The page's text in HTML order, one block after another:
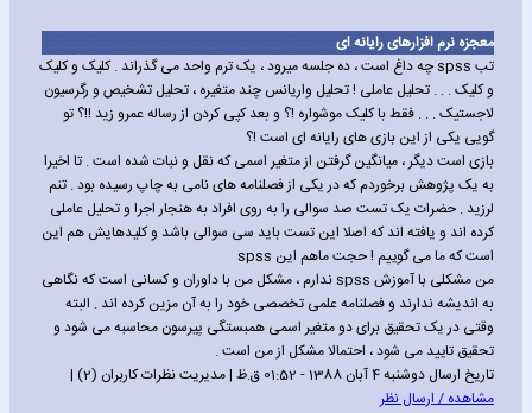
معجزه نرم افزارهای رایانه ای
تب spss چه داغ است ، ده جلسه میرود ، یک ترم واحد می گذراند . کلیک و کلیک
و کلیک . . . تحلیل عاملی ! تحلیل واریانس چند متغیره ، تحلیل تشخیص و رگرسیون
لاجستیک . . . فقط با کلیک موشواره !؟ و بعد کپی کردن از رساله عمرو زید !!؟ تو
گویی یکی از این بازی های رایانه ای است !؟
بازی است دیگر ، میانگین گرفتن از متغیر اسمی که نقل و نبات شده است . تا اخیرا
به یک پژوهش برخوردم که در یکی از فصلنامه های نامی به چاپ رسیده بود . تنم
لرزید . حضرات یک تست صد سوالی را به روی افراد به هنجار اجرا و تحلیل عاملی
کرده اند و یافته اند که اصلا این تست باید سی سوالی باشد و کلیدهایش هم این
است که ما می گوییم ! حجت ماهم این spss
من مشکلی با آموزش spss ندارم ، مشکل من با داوران و کسانی است که نگاهی
به اندیشه ندارند و فصلنامه علمی تخصصی خود را به آن مزین کرده اند . البته
وقتی در یک تحقیق برای دو متغیر اسمی همبستگی پیرسون محاسبه می شود و
تحقیق تایید می شود ، احتمالا مشکل از من است .
تاریخ ارسال دوشنبه 4 آبان 1388 - 01:52 ق.ظ | مدیریت نظرات کاربران (2) |
مشاهده / ارسال نظر